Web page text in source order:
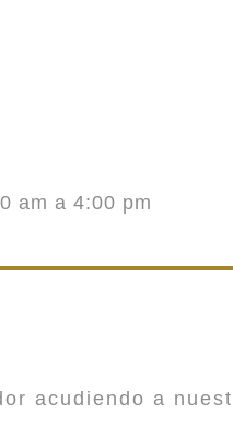
am a 4:00 pm
acudiendo a